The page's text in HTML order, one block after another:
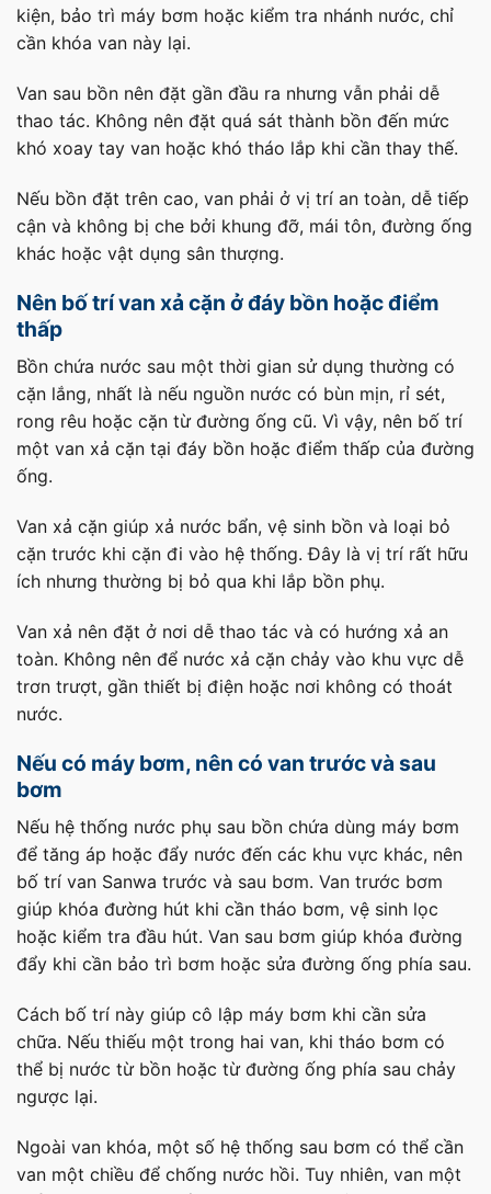
kiện, bảo trì máy bơm hoặc kiểm tra nhánh nước, chỉ
cần khóa van này lại.
Van sau bồn nên đặt gần đầu ra nhưng vẫn phải dễ
thao tác. Không nên đặt quá sát thành bồn đến mức
khó xoay tay van hoặc khó tháo lắp khi cần thay thế.
Nếu bồn đặt trên cao, van phải ở vị trí an toàn, dễ tiếp
cận và không bị che bởi khung đỡ, mái tôn, đường ống
khác hoặc vật dụng sân thượng.
Nên bố trí van xả cặn ở đáy bồn hoặc điểm
thấp
Bồn chứa nước sau một thời gian sử dụng thường có
cặn lắng, nhất là nếu nguồn nước có bùn mịn, rỉ sét,
rong rêu hoặc cặn từ đường ống cũ. Vì vậy, nên bố trí
một van xả cặn tại đáy bồn hoặc điểm thấp của đường
ống.
Van xả cặn giúp xả nước bẩn, vệ sinh bồn và loại bỏ
cặn trước khi cặn đi vào hệ thống. Đây là vị trí rất hữu
ích nhưng thường bị bỏ qua khi lắp bồn phụ.
Van xả nên đặt ở nơi dễ thao tác và có hướng xả an
toàn. Không nên để nước xả cặn chảy vào khu vực dễ
trơn trượt, gần thiết bị điện hoặc nơi không có thoát
nước.
Nếu có máy bơm, nên có van trước và sau
bơm
Nếu hệ thống nước phụ sau bồn chứa dùng máy bơm
để tăng áp hoặc đẩy nước đến các khu vực khác, nên
bố trí van Sanwa trước và sau bơm. Van trước bơm
giúp khóa đường hút khi cần tháo bơm, vệ sinh lọc
hoặc kiểm tra đầu hút. Van sau bơm giúp khóa đường
đẩy khi cần bảo trì bơm hoặc sửa đường ống phía sau.
Cách bố trí này giúp cô lập máy bơm khi cần sửa
chữa. Nếu thiếu một trong hai van, khi tháo bơm có
thể bị nước từ bồn hoặc từ đường ống phía sau chảy
ngược lại.
Ngoài van khóa, một số hệ thống sau bơm có thể cần
van một chiều để chống nước hồi. Tuy nhiên, van một